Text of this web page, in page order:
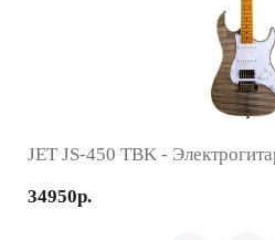
JET JS-450 TBK -
34950р.